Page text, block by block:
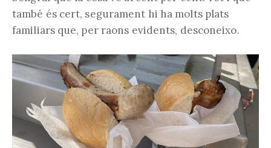
també és cert, segurament hi ha molts plats
familiars que, per raons evidents, desconeixo.